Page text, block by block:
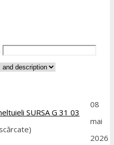
SURSA G 31 03
08
mai
2026